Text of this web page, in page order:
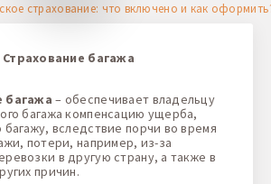
страхование: что включено и как
Страхование багажа
багажа – обеспечивает владельцу
багажа компенсацию ущерба,
багажу, вследствие порчи во время
потери, например, из-за
в другую страну, а также в
причин.